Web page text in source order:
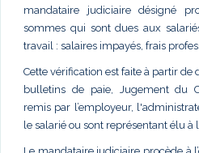
mandataire judiciaire désigné
sommes qui sont dues aux
travail : salaires impayés, frais
Cette vérification est faite à partir de
bulletins de paie, Jugement du
remis par l’employeur,
le salarié ou sont représentant élu à
Le mandataire judiciaire procède à